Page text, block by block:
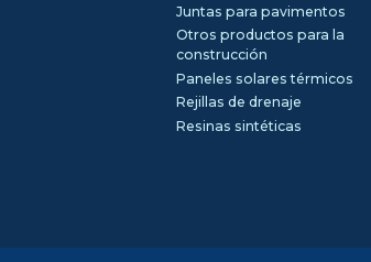
Juntas para pavimentos
Otros productos para la
construcción
Paneles solares térmicos
Rejillas de drenaje
Resinas sintéticas